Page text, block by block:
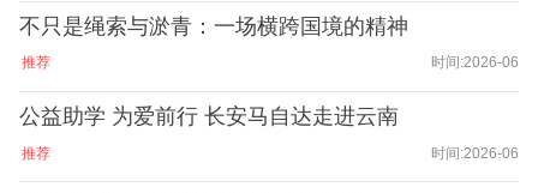
不只是绳索与淤青：一场横跨国境的精神
推荐 时间:2026-06
公益助学 为爱前行 长安马自达走进云南
推荐 时间:2026-06